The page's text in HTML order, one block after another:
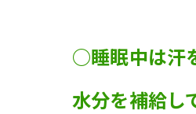
○睡眠中は汗
水分を補給し